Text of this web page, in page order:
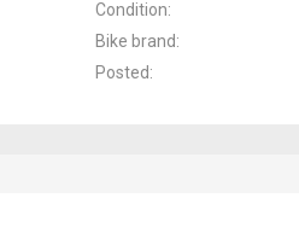
Condition
Bike brand
Posted